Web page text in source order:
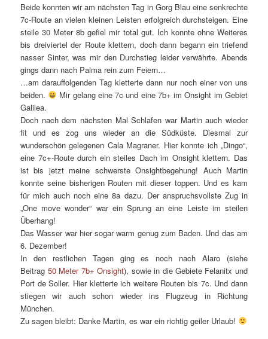
Beide konnten wir am nächsten Tag in Gorg Blau eine senkrechte
7c-Route an vielen kleinen Leisten erfolgreich durchsteigen. Eine
steile 30 Meter 8b gefiel mir total gut. Ich konnte ohne Weiteres
bis dreiviertel der Route klettern, doch dann begann ein triefend
nasser Sinter, was mir den Durchstieg leider verwährte. Abends
gings dann nach Palma rein zum Feiern…
…am darauffolgenden Tag kletterte dann nur noch einer von uns
beiden.
Mir gelang eine 7c und eine 7b+ im Onsight im Gebiet
Galilea.
Doch nach dem nächsten Mal Schlafen war Martin auch wieder
fit und es zog uns wieder an die Südküste. Diesmal zur
wunderschön gelegenen Cala Magraner. Hier konnte ich „Dingo“,
eine 7c+-Route durch ein steiles Dach im Onsight klettern. Das
ist bis jetzt meine schwerste Onsightbegehung! Auch Martin
konnte seine bisherigen Routen mit dieser toppen. Und es kam
für mich auch noch eine 8a dazu. Der anspruchsvollste Zug in
„One move wonder“ war ein Sprung an eine Leiste im steilen
Überhang!
Das Wasser war hier sogar warm genug zum Baden. Und das am
6. Dezember!
In den restlichen Tagen ging es noch nach Alaro (siehe
Beitrag 50 Meter 7b+ Onsight), sowie in die Gebiete Felanitx und
Port de Soller. Hier kletterte ich weitere Routen bis 7c. Und dann
stiegen wir auch schon wieder ins Flugzeug in Richtung
München.
Zu sagen bleibt: Danke Martin, es war ein richtig geiler Urlaub!